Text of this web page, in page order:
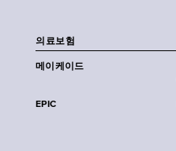
의료보험
메이케이드
EPIC